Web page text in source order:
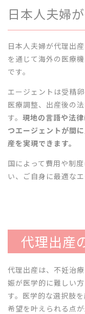
日本人夫婦
日本人夫婦が代理出
を通じて海外の医療
です。
エージェントは受精
医療調整、出産後の
す。 現地の言語や法
つエージェントが間
産を実現できます。
国によって費用や制
い、ご自身に最適な
代理出産
代理出産は、不妊治
娠が医学的に難しい
す。医学的な選択肢
希望を叶えられる点